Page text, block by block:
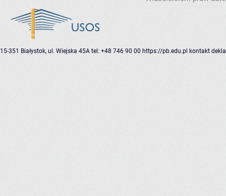
15-351 Białystok, ul. Wiejska 45A tel: +48 746 90 00 https://pb.edu.pl kontakt